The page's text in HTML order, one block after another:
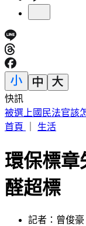
快訊
被選上國民法官該
首頁
生活
環保標
醛超標
記者：曾俊